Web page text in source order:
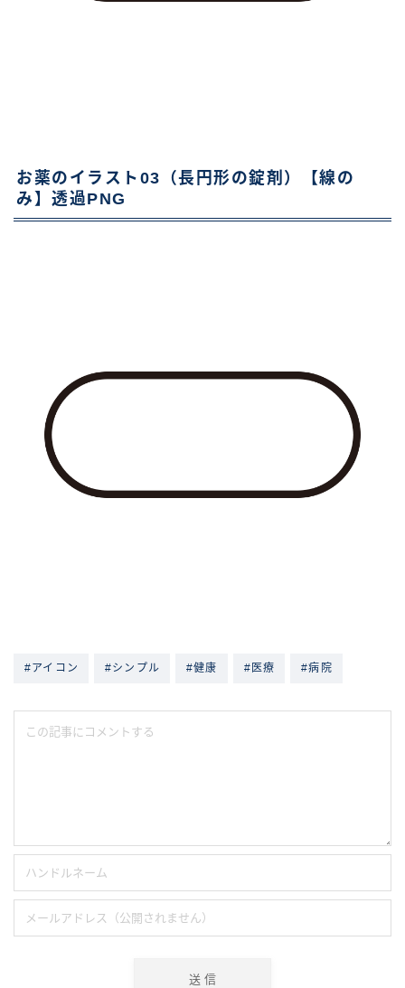
お薬のイラスト03（長円形の錠剤）【線の
み】透過PNG
#アイコン #シンプル #健康 #医療 #病院